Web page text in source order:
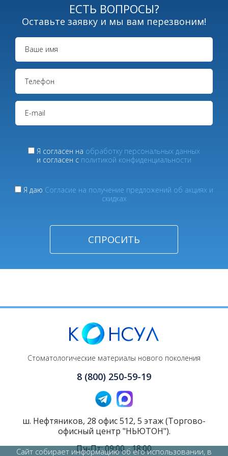
ЕСТЬ ВОПРОСЫ?
Оставьте заявку и мы вам перезвоним!
Я согласен на обработку персональных данных
и согласен с политикой конфиденциальности
Я даю Согласие на получение предложений об акциях и
скидках
Стоматологические материалы нового поколения
8 (800) 250-59-19
ш. Нефтяников, 28 офис 512, 5 этаж (Торгово-
офисный центр "НЬЮТОН").
Пн-Пт: 09:00 - 18:00
Сайт собирает информацию об его использовании, в